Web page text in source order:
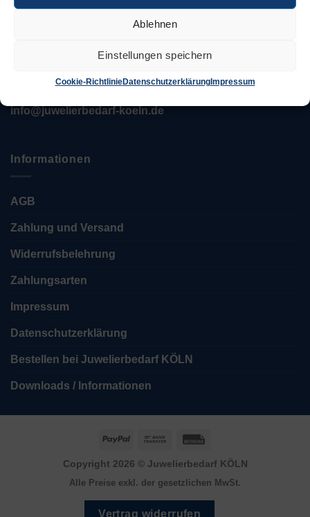
Ablehnen
Einstellungen speichern
Cookie-RichtlinieDatenschutzerklärungImpressum
Juwelierbedarf KÖLN
51063 Köln
info@juwelierbedarf-koeln.de
Informationen
AGB
Zahlung und Versand
Widerrufsbelehrung
Zahlungsarten
Impressum
Datenschutzerklärung
Bestellen bei Juwelierbedarf KÖLN
Downloads / Informationen
PayPal
Bank
Copyright 2026 © Juwelierbedarf KÖLN
Alle Preise exkl. der gesetzlichen MwSt.
Vertrag widerrufen